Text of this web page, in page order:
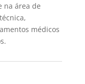
na área de
médicos